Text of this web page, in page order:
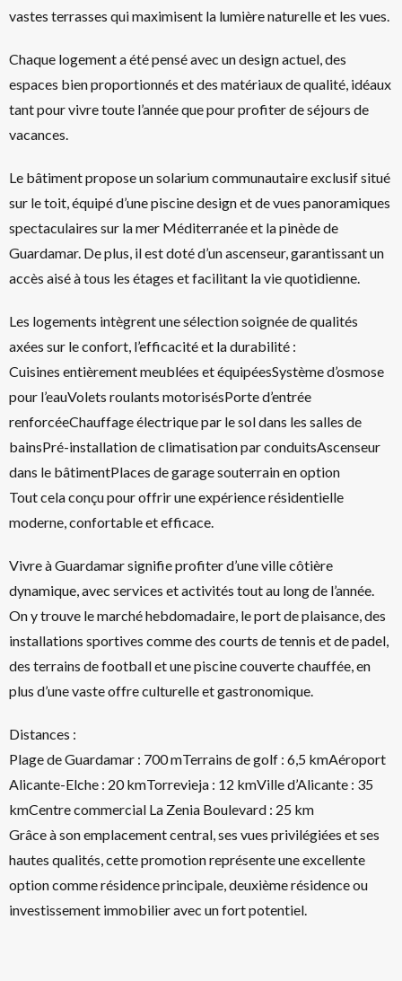
vastes terrasses qui maximisent la lumière naturelle et les vues.
Chaque logement a été pensé avec un design actuel, des
espaces bien proportionnés et des matériaux de qualité, idéaux
tant pour vivre toute l’année que pour profiter de séjours de
vacances.
Le bâtiment propose un solarium communautaire exclusif situé
sur le toit, équipé d’une piscine design et de vues panoramiques
spectaculaires sur la mer Méditerranée et la pinède de
Guardamar. De plus, il est doté d’un ascenseur, garantissant un
accès aisé à tous les étages et facilitant la vie quotidienne.
Les logements intègrent une sélection soignée de qualités
axées sur le confort, l’efficacité et la durabilité :
Cuisines entièrement meublées et équipéesSystème d’osmose
pour l’eauVolets roulants motorisésPorte d’entrée
renforcéeChauffage électrique par le sol dans les salles de
bainsPré-installation de climatisation par conduitsAscenseur
dans le bâtimentPlaces de garage souterrain en option
Tout cela conçu pour offrir une expérience résidentielle
moderne, confortable et efficace.
Vivre à Guardamar signifie profiter d’une ville côtière
dynamique, avec services et activités tout au long de l’année.
On y trouve le marché hebdomadaire, le port de plaisance, des
installations sportives comme des courts de tennis et de padel,
des terrains de football et une piscine couverte chauffée, en
plus d’une vaste offre culturelle et gastronomique.
Distances :
Plage de Guardamar : 700 mTerrains de golf : 6,5 kmAéroport
Alicante-Elche : 20 kmTorrevieja : 12 kmVille d’Alicante : 35
kmCentre commercial La Zenia Boulevard : 25 km
Grâce à son emplacement central, ses vues privilégiées et ses
hautes qualités, cette promotion représente une excellente
option comme résidence principale, deuxième résidence ou
investissement immobilier avec un fort potentiel.